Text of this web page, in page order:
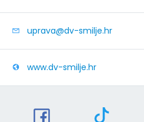
uprava@dv-smilje.hr
www.dv-smilje.hr